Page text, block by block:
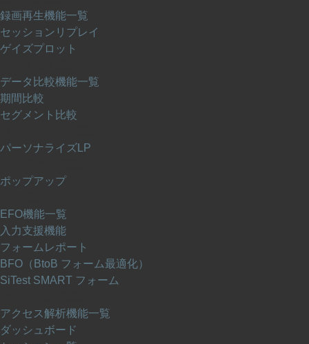
録画再生機能一覧
セッションリプレイ
ゲイズプロット
データ比較機能一覧
期間比較
セグメント比較
パーソナライズLP
ポップアップ
EFO機能一覧
入力支援機能
フォームレポート
BFO（BtoB フォーム最適化）
SiTest SMART フォーム
アクセス解析機能一覧
ダッシュボード